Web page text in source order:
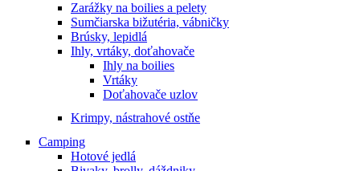
Zarážky na boilies a pelety
Sumčiarska bižutéria, vábničky
Brúsky, lepidlá
Ihly, vrtáky, doťahovače
Ihly na boilies
Vrtáky
Doťahovače uzlov
Krimpy, nástrahové ostňe
Camping
Hotové jedlá